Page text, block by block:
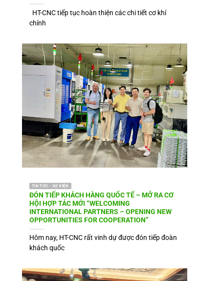
HT-CNC tiếp tục hoàn thiện các chi tiết cơ khí
chính
TIN TỨC - SỰ KIỆN
ĐÓN TIẾP KHÁCH HÀNG QUỐC TẾ – MỞ RA CƠ
HỘI HỢP TÁC MỚI “WELCOMING
INTERNATIONAL PARTNERS – OPENING NEW
OPPORTUNITIES FOR COOPERATION”
Hôm nay, HT-CNC rất vinh dự được đón tiếp đoàn
khách quốc